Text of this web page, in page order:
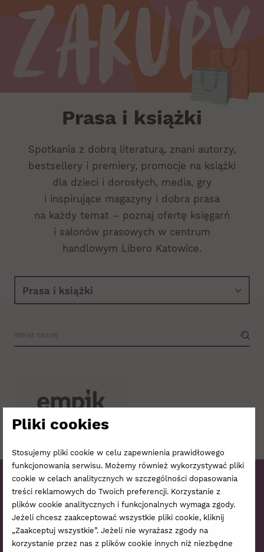
Zakupy
Prasa i książki
Spotkania z dobrą literaturą, znani autorzy,
bestsellery i premiery, promocje na książki
dla dzieci i dorosłych, media, gry
i inspirujące magazyny i dobra prasa
na każdy temat – poznaj ofertę księgarń
i salonów prasowych w centrum
handlowym Libero Katowice.
Wyszukiwarka.
Bądźmy w kontakcie!
Zapisz się do naszego newslettera,
Pliki cookies
Stosujemy pliki cookie w celu zapewnienia prawidłowego
funkcjonowania serwisu. Możemy również wykorzystywać pliki
cookie w celach analitycznych w szczególności dopasowania
treści reklamowych do Twoich preferencji. Korzystanie z
plików cookie analitycznych i funkcjonalnych wymaga zgody.
Jeżeli chcesz zaakceptować wszystkie pliki cookie, kliknij
„Zaakceptuj wszystkie”. Jeżeli nie wyrażasz zgody na
korzystanie przez nas z plików cookie innych niż niezbędne